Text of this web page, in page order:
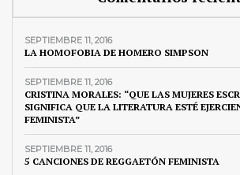
SEPTIEMBRE 11, 2016
LA HOMOFOBIA DE HOMERO SIMPSON
SEPTIEMBRE 11, 2016
CRISTINA MORALES: “QUE LAS MUJERES
SIGNIFICA QUE LA LITERATURA ESTÉ
FEMINISTA”
SEPTIEMBRE 11, 2016
5 CANCIONES DE REGGAETÓN FEMINISTA